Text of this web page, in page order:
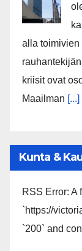
alla toimivien
kriisit ovat
Maailman [...]
Kunta &
RSS Error: A
`https://
`200` and